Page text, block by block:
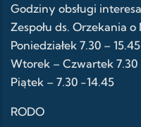
Godziny obsługi
Zespołu ds. Orzekania
Poniedziałek 7.30 – 15.45
Wtorek – Czwartek 7.30
Piątek – 7.30 -14.45
RODO